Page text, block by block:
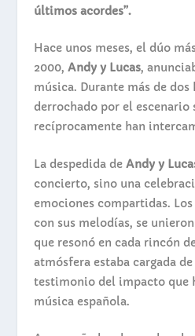
últimos acordes”.
Hace unos meses, el dúo
2000, Andy y Lucas,
música. Durante más de
derrochado por el escenario
recíprocamente han
La despedida deAndy y
concierto, sino una
emociones compartidas.
con sus melodías, se
que resonó en cada rincón
atmósfera estaba cargada
testimonio del impacto que
música española.